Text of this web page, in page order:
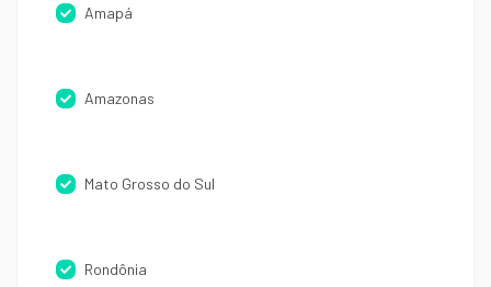
Amapá
Amazonas
Mato Grosso do Sul
Rondônia